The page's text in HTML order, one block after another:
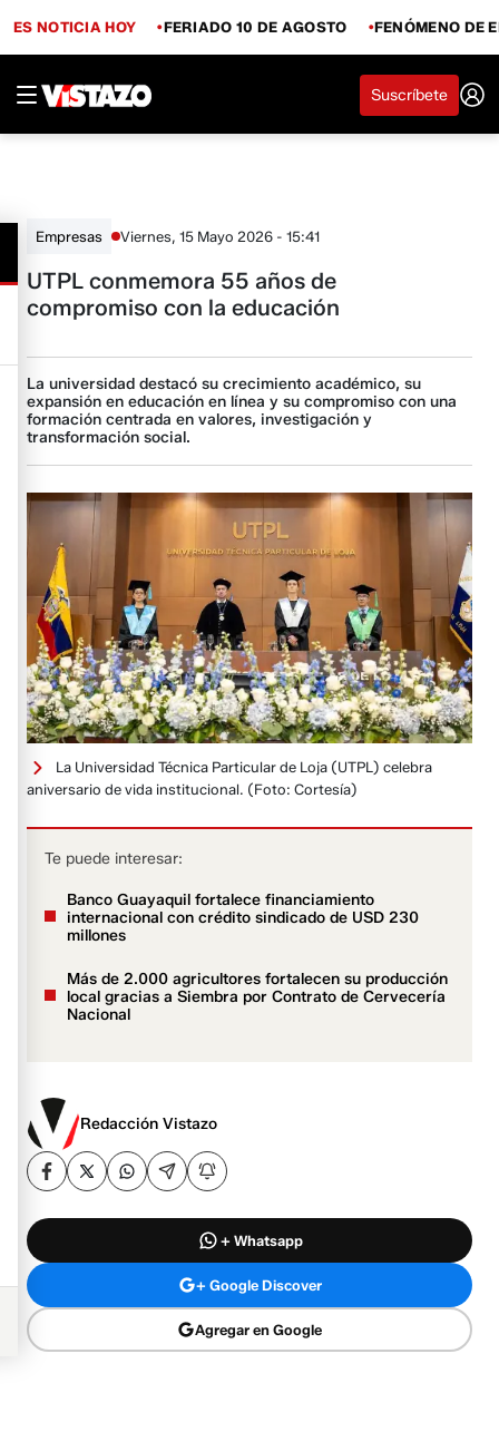
ES NOTICIA HOY FERIADO 10 DE AGOSTO FENÓMENO DE
Suscríbete
Empresas Viernes, 15 Mayo 2026 - 15:41
UTPL conmemora 55 años de
compromiso con la educación
La universidad destacó su crecimiento académico, su
expansión en educación en línea y su compromiso con una
formación centrada en valores, investigación y
transformación social.
La Universidad Técnica Particular de Loja (UTPL) celebra
aniversario de vida institucional. (Foto: Cortesía)
Te puede interesar:
Banco Guayaquil fortalece financiamiento
internacional con crédito sindicado de USD 230
millones
Más de 2.000 agricultores fortalecen su producción
local gracias a Siembra por Contrato de Cervecería
Nacional
Redacción Vistazo
+ Whatsapp
+ Google Discover
Agregar en Google